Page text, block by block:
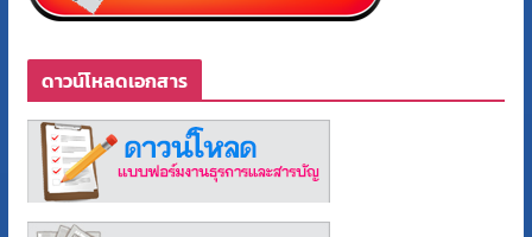
ดาวน์โหลดเอกสาร